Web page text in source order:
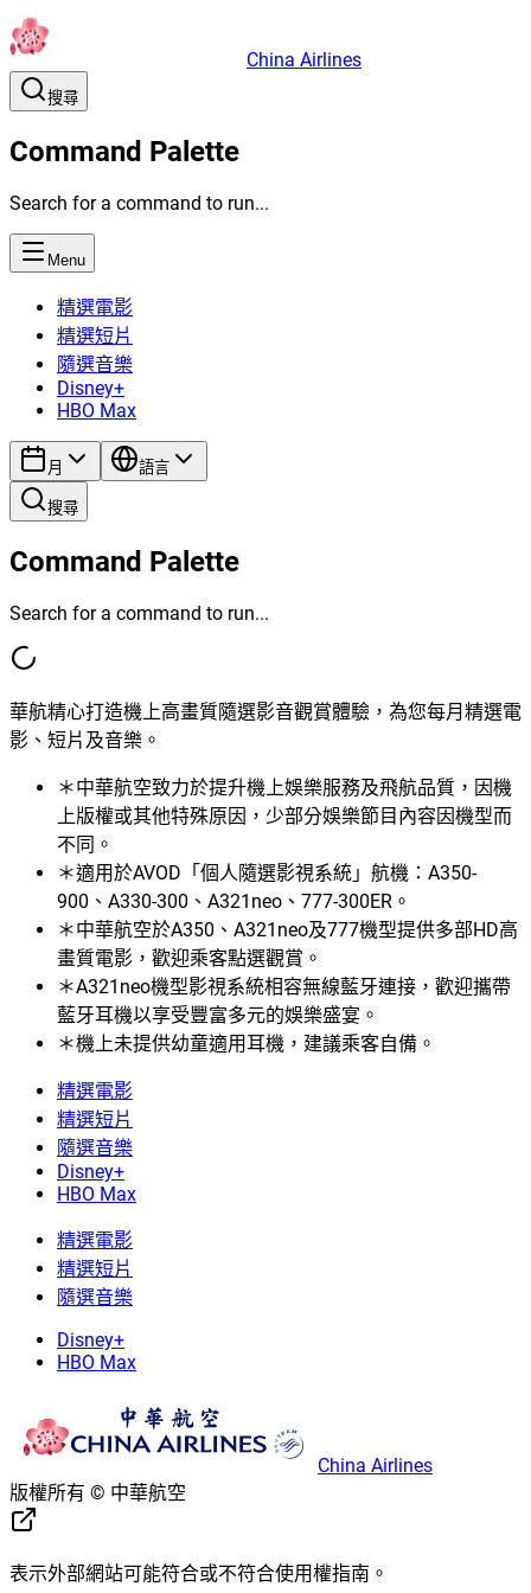
China Airlines
搜尋
Command Palette
Search for a command to run...
Menu
精選電影
精選短片
隨選音樂
Disney+
HBO Max
月 語言
搜尋
Command Palette
Search for a command to run...
華航精心打造機上高畫質隨選影音觀賞體驗，為您每月精選電
影、短片及音樂。
＊中華航空致力於提升機上娛樂服務及飛航品質，因機
上版權或其他特殊原因，少部分娛樂節目內容因機型而
不同。
＊適用於AVOD「個人隨選影視系統」航機：A350-
900、A330-300、A321neo、777-300ER。
＊中華航空於A350、A321neo及777機型提供多部HD高
畫質電影，歡迎乘客點選觀賞。
＊A321neo機型影視系統相容無線藍牙連接，歡迎攜帶
藍牙耳機以享受豐富多元的娛樂盛宴。
＊機上未提供幼童適用耳機，建議乘客自備。
精選電影
精選短片
隨選音樂
Disney+
HBO Max
精選電影
精選短片
隨選音樂
Disney+
HBO Max
China Airlines
版權所有 © 中華航空
表示外部網站可能符合或不符合使用權指南。